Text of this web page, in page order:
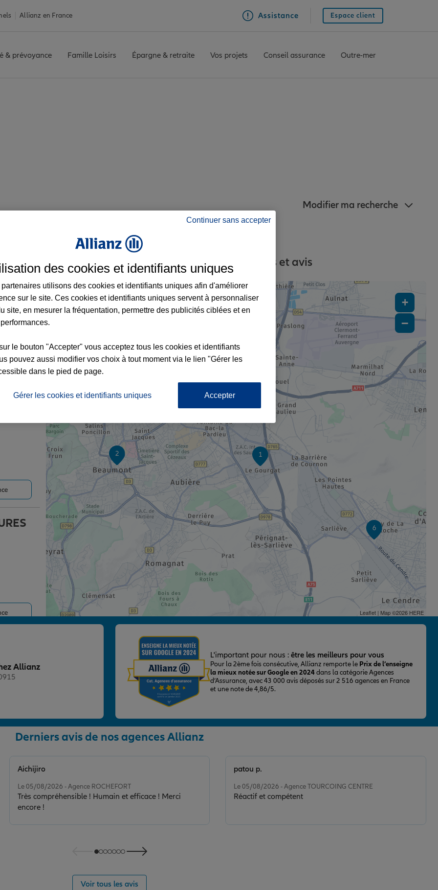
Allianz en France Assistance Espace client
& prévoyance Famille Loisirs Épargne & retraite Vos projets Conseil assurance Outre-mer
Modifier ma recherche
à Aubière et aux alentours : adresses, contacts et avis
6
1
2
7
+
−
Leaflet| Map ©2026 HERE
Allianz
L'important pour nous : être les meilleurs pour vous
Pour la 2ème fois consécutive, Allianz remporte le Prix de l’enseigne
la mieux notée sur Google en 2024dans la catégorie Agences
d’Assurance, avec 43 000 avis déposés sur 2 516 agences en France
et une note de 4,86/5.
Derniers avis de nos agences Allianz
Le 05/08/2026 - Agence ROCHEFORT
Très compréhensible ! Humain et efficace ! Merci
encore !
Aichijiro
Le 05/08/2026 - Agence TOURCOING CENTRE
Réactif et compétent
patou p.
Voir tous les avis
Continuer sans accepter
des cookies et identifiants uniques
partenaires utilisons des cookies et identifiants uniques afin d'améliorer
sur le site. Ces cookies et identifiants uniques servent à personnaliser
site, en mesurer la fréquentation, permettre des publicités ciblées et en
le bouton "Accepter" vous acceptez tous les cookies et identifiants
pouvez aussi modifier vos choix à tout moment via le lien "Gérer les
dans le pied de page.
Gérer les cookies et identifiants uniques Accepter